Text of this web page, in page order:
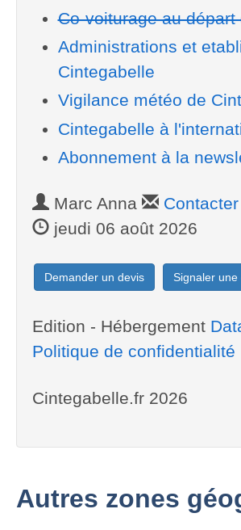
Co-voiturage au
Administrations et
Cintegabelle
Vigilance météo de
Cintegabelle à
Abonnement à la
Marc Anna
Contacter
jeudi 06 août 2026
Demander un devis Signaler une
Edition - Hébergement
Politique de confidentialité
Cintegabelle.fr 2026
Autres zones